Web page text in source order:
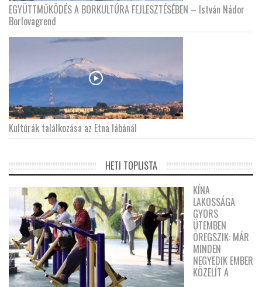
EGYÜTTMŰKÖDÉS A BORKULTÚRA FEJLESZTÉSÉBEN – István Nádor
Borlovagrend
Kultúrák találkozása az Etna lábánál
HETI TOPLISTA
KÍNA
LAKOSSÁGA
GYORS
ÜTEMBEN
ÖREGSZIK: MÁR
MINDEN
NEGYEDIK EMBER
KÖZELÍT A